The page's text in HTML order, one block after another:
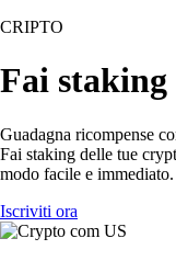
CRIPTO
Fai
Guadagna ricompense
Fai staking delle tue
modo facile e immediato.
Iscriviti ora